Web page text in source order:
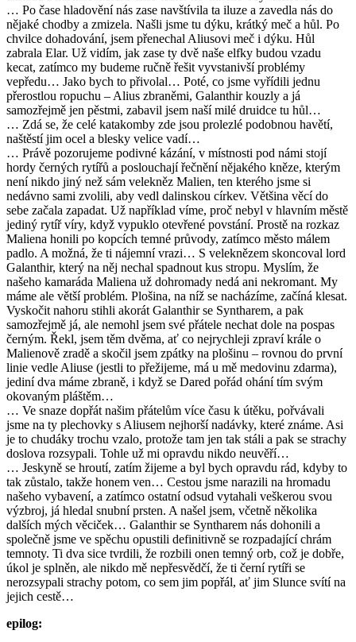
… Po čase hladovění nás zase navštívila ta iluze a zavedla nás do
nějaké chodby a zmizela. Našli jsme tu dýku, krátký meč a hůl. Po
chvilce dohadování, jsem přenechal Aliusovi meč i dýku. Hůl
zabrala Elar. Už vidím, jak zase ty dvě naše elfky budou vzadu
kecat, zatímco my budeme ručně řešit vyvstanivší problémy
vepředu… Jako bych to přivolal… Poté, co jsme vyřídili jednu
přerostlou ropuchu – Alius zbraněmi, Galanthir kouzly a já
samozřejmě jen pěstmi, zabavil jsem naší milé druidce tu hůl…
… Zdá se, že celé katakomby zde jsou prolezlé podobnou havětí,
naštěstí jim ocel a blesky velice vadí…
… Právě pozorujeme podivné kázání, v místnosti pod námi stojí
hordy černých rytířů a poslouchají řečnění nějakého kněze, kterým
není nikdo jiný než sám velekněz Malien, ten kterého jsme si
nedávno sami zvolili, aby vedl dalinskou církev. Většina věcí do
sebe začala zapadat. Už například víme, proč nebyl v hlavním městě
jediný rytíř víry, když vypuklo otevřené povstání. Prostě na rozkaz
Maliena honili po kopcích temné průvody, zatímco město málem
padlo. A možná, že ti nájemní vrazi… S veleknězem skoncoval lord
Galanthir, který na něj nechal spadnout kus stropu. Myslím, že
našeho kamaráda Maliena už dohromady nedá ani nekromant. My
máme ale větší problém. Plošina, na níž se nacházíme, začíná klesat.
Vyskočit nahoru stihli akorát Galanthir se Syntharem, a pak
samozřejmě já, ale nemohl jsem své přátele nechat dole na pospas
černým. Řekl, jsem těm dvěma, ať co nejrychleji zpraví krále o
Malienově zradě a skočil jsem zpátky na plošinu – rovnou do první
linie vedle Aliuse (jestli to přežijeme, má u mě medovinu zdarma),
jediní dva máme zbraně, i když se Dared pořád ohání tím svým
okovaným pláštěm…
… Ve snaze dopřát našim přátelům více času k útěku, pořvávali
jsme na ty plechovky s Aliusem nejhorší nadávky, které známe. Asi
je to chudáky trochu vzalo, protože tam jen tak stáli a pak se strachy
doslova rozsypali. Tohle už mi opravdu nikdo neuvěří…
… Jeskyně se hroutí, zatím žijeme a byl bych opravdu rád, kdyby to
tak zůstalo, takže honem ven… Cestou jsme narazili na hromadu
našeho vybavení, a zatímco ostatní odsud vytahali veškerou svou
výzbroj, já hledal snubní prsten. A našel jsem, včetně několika
dalších mých věciček… Galanthir se Syntharem nás dohonili a
společně jsme ve spěchu opustili definitivně se rozpadající chrám
temnoty. Ti dva sice tvrdili, že rozbili onen temný orb, což je dobře,
úkol je splněn, ale nikdo mě nepřesvědčí, že ti černí rytíři se
nerozsypali strachy potom, co sem jim popřál, ať jim Slunce svítí na
jejich cestě…
epilog: